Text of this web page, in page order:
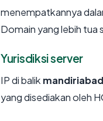
menempatkannya
Domain yang lebih tua
Yurisdiksi server
IP di balik
yang disediakan oleh